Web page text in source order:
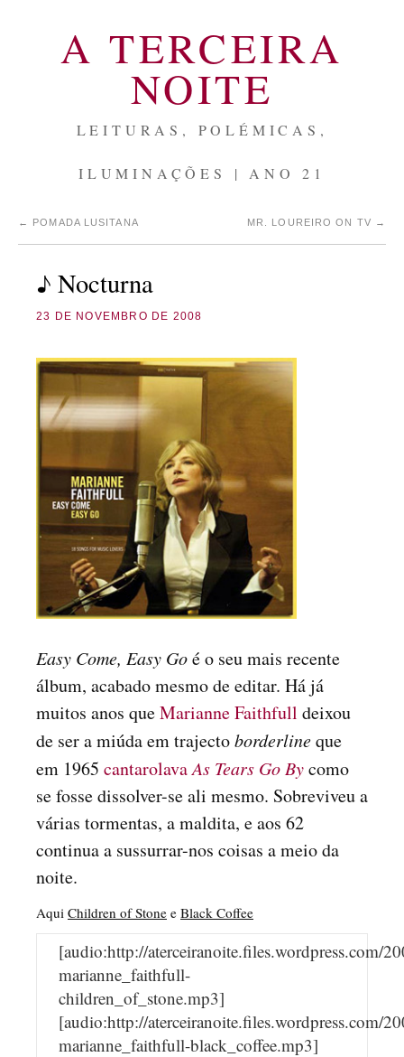
A TERCEIRA
NOITE
LEITURAS, POLÉMICAS,
ILUMINAÇÕES | ANO 21
← POMADA LUSITANA MR. LOUREIRO ON TV →
♪ Nocturna
23 DE NOVEMBRO DE 2008
Easy Come, Easy Goé o seu mais recente
álbum, acabado mesmo de editar. Há já
muitos anos queMarianne Faithfull deixou
de ser a miúda em trajectoborderlineque
em 1965 cantarolavaAs Tears Go Bycomo
se fosse dissolver-se ali mesmo. Sobreviveu a
várias tormentas, a maldita, e aos 62
continua a sussurrar-nos coisas a meio da
noite.
Aqui Children of Stone e Black Coffee
[audio:http://aterceiranoite.files.wordpress.com/
marianne_faithfull-
children_of_stone.mp3]
[audio:http://aterceiranoite.files.wordpress.com/
marianne_faithfull-black_coffee.mp3]